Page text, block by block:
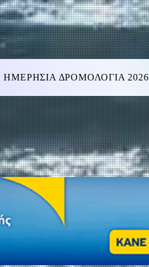
ΗΜΕΡΗΣΙΑ ΔΡΟΜΟΛΟΓΙΑ 2026